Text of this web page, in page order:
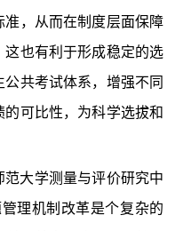
，从而在制度层面保障
也有利于形成稳定的选
共考试体系，增强不同
可比性，为科学选拔和
大学测量与评价研究中
理机制改革是个复杂的